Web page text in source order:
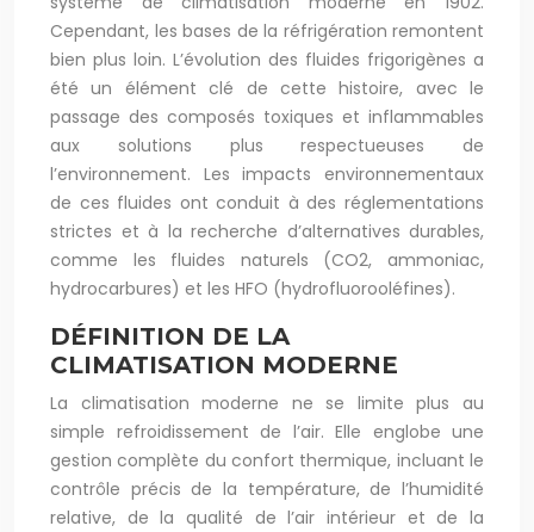
Cependant, les bases de la réfrigération remontent
bien plus loin. L’évolution des fluides frigorigènes a
été un élément clé de cette histoire, avec le
passage des composés toxiques et inflammables
aux solutions plus respectueuses de
l’environnement. Les impacts environnementaux
de ces fluides ont conduit à des réglementations
strictes et à la recherche d’alternatives durables,
comme les fluides naturels (CO2, ammoniac,
hydrocarbures) et les HFO (hydrofluorooléfines).
DÉFINITION DE LA
CLIMATISATION MODERNE
La climatisation moderne ne se limite plus au
simple refroidissement de l’air. Elle englobe une
gestion complète du confort thermique, incluant le
contrôle précis de la température, de l’humidité
relative, de la qualité de l’air intérieur et de la